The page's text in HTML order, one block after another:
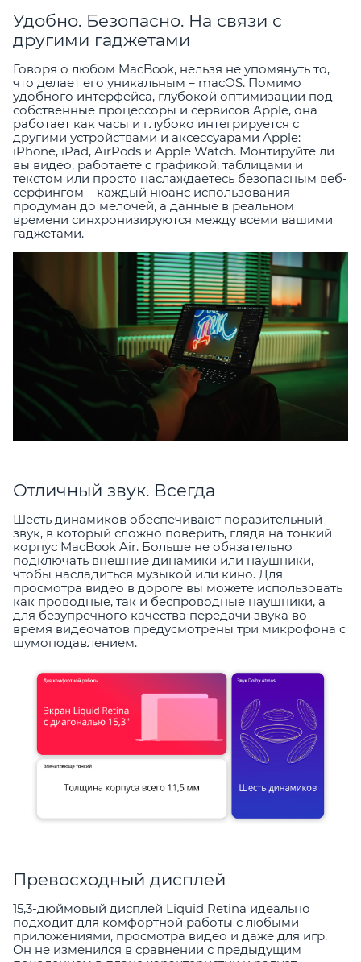
Удобно. Безопасно. На связи с
другими гаджетами
Говоря о любом MacBook, нельзя не упомянуть то,
что делает его уникальным – macOS. Помимо
удобного интерфейса, глубокой оптимизации под
собственные процессоры и сервисов Apple, она
работает как часы и глубоко интегрируется с
другими устройствами и аксессуарами Apple:
iPhone, iPad, AirPods и Apple Watch. Монтируйте ли
вы видео, работаете с графикой, таблицами и
текстом или просто наслаждаетесь безопасным веб-
серфингом – каждый нюанс использования
продуман до мелочей, а данные в реальном
времени синхронизируются между всеми вашими
гаджетами.
Отличный звук. Всегда
Шесть динамиков обеспечивают поразительный
звук, в который сложно поверить, глядя на тонкий
корпус MacBook Air. Больше не обязательно
подключать внешние динамики или наушники,
чтобы насладиться музыкой или кино. Для
просмотра видео в дороге вы можете использовать
как проводные, так и беспроводные наушники, а
для безупречного качества передачи звука во
время видеочатов предусмотрены три микрофона с
шумоподавлением.
Превосходный дисплей
15,3-дюймовый дисплей Liquid Retina идеально
подходит для комфортной работы с любыми
приложениями, просмотра видео и даже для игр.
Он не изменился в сравнении с предыдущим